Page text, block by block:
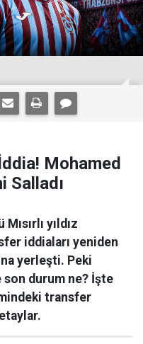
Mohamed
Salladı
yıldız
iddiaları yeniden
yerleşti. Peki
durum ne? İşte
transfer